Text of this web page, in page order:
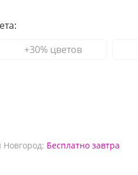
+30% цветов
Новгород: Бесплатно завтра